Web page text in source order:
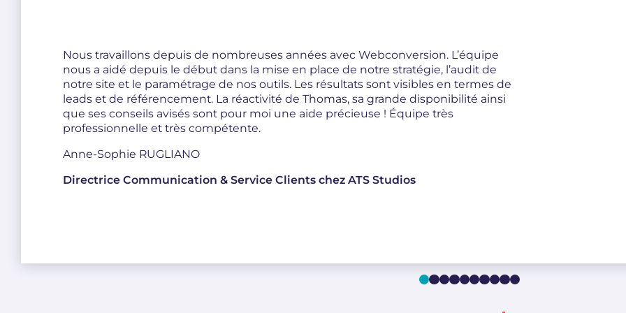
Nous travaillons depuis de nombreuses années avec Webconversion. L’équipe
nous a aidé depuis le début dans la mise en place de notre stratégie, l’audit de
notre site et le paramétrage de nos outils. Les résultats sont visibles en termes de
leads et de référencement. La réactivité de Thomas, sa grande disponibilité ainsi
que ses conseils avisés sont pour moi une aide précieuse ! Équipe très
professionnelle et très compétente.
Anne-Sophie RUGLIANO
Directrice Communication & Service Clients chez ATS Studios